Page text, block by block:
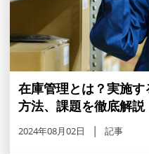
在庫管理とは？実施
方法、課題を徹底解説
2024年08月02日 記事